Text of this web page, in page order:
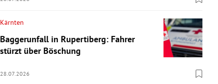
Kärnten
Baggerunfall in Rupertiberg: Fahrer
stürzt über Böschung
28.07.2026